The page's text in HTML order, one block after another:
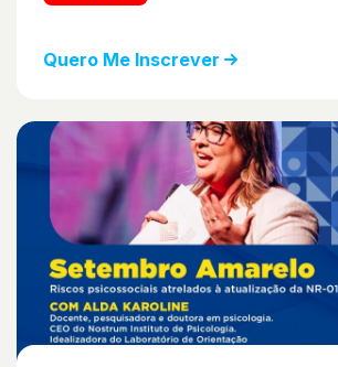
Quero Me Inscrever